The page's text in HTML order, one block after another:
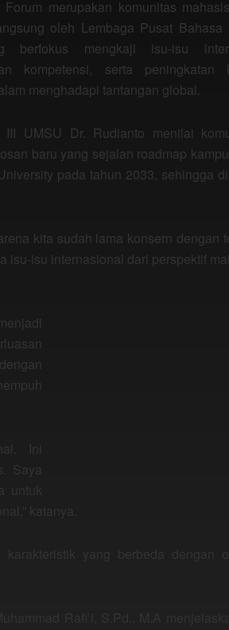
Forum merupakan komunitas
oleh Lembaga Pusat Bahasa
berfokus mengkaji isu-isu
kompetensi, serta peningkatan
menghadapi tantangan global.
III UMSU Dr. Rudianto menilai
baru yang sejalan roadmap
pada tahun 2033, sehingga
kita sudah lama konsern dengan
isu internasional dari perspektif
Ini
Saya
untuk
katanya.